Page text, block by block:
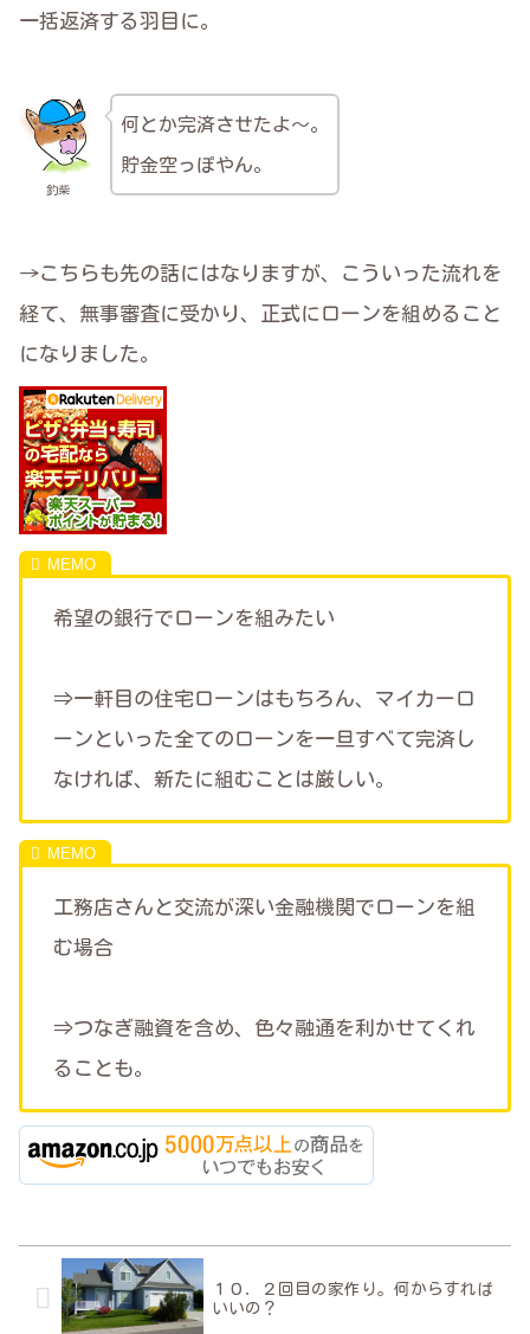
一括返済する羽目に。
釣柴
何とか完済させたよ～。
貯金空っぽやん。
→こちらも先の話にはなりますが、こういった流れを
経て、無事審査に受かり、正式にローンを組めること
になりました。
希望の銀行でローンを組みたい
⇒一軒目の住宅ローンはもちろん、マイカーロ
ーンといった全てのローンを一旦すべて完済し
なければ、新たに組むことは厳しい。
工務店さんと交流が深い金融機関でローンを組
む場合
⇒つなぎ融資を含め、色々融通を利かせてくれ
ることも。
１０．２回目の家作り。何からすれば
いいの？